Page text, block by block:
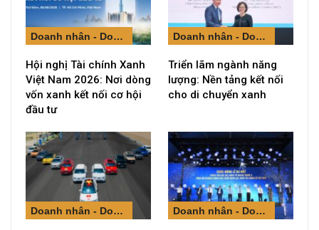
Doanh nhân - Doanh nghiệp
Hội nghị Tài chính Xanh
Việt Nam 2026: Nơi dòng
vốn xanh kết nối cơ hội
đầu tư
Doanh nhân - Doanh nghiệp
Triển lãm ngành năng
lượng: Nền tảng kết nối
cho di chuyển xanh
Doanh nhân - Doanh nghiệp Doanh nhân - Doanh nghiệp